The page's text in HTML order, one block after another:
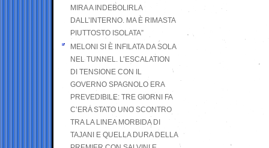
MIRA A INDEBOLIRLA
DALL’INTERNO. MA È RIMASTA
PIUTTOSTO ISOLATA”
MELONI SI È INFILATA DA SOLA
NEL TUNNEL. L’ESCALATION
DI TENSIONE CON IL
GOVERNO SPAGNOLO ERA
PREVEDIBILE: TRE GIORNI FA
C’ERA STATO UNO SCONTRO
TRA LA LINEA MORBIDA DI
TAJANI E QUELLA DURA DELLA